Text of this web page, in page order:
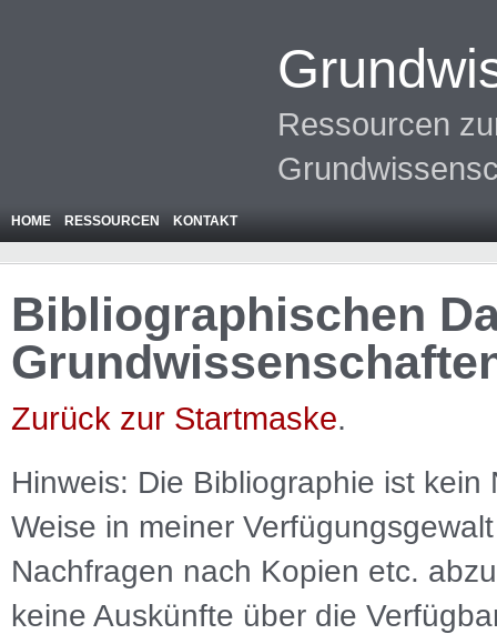
Ressourcen
HOME RESSOURCEN KONTAKT
Bibliographischen
Zurück zur Startmaske.
Hinweis: Die Bibliographie ist kein
Weise in meiner
Nachfragen nach Kopien etc.
keine Auskünfte über die